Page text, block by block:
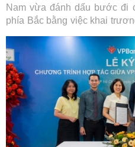
Nam vừa đánh dấu bước đi
phía Bắc bằng việc khai
dụng cho loạt dòng xe chủ lực.